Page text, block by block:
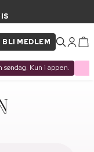
BLI MEDLEM
søndag. Kun i appen.